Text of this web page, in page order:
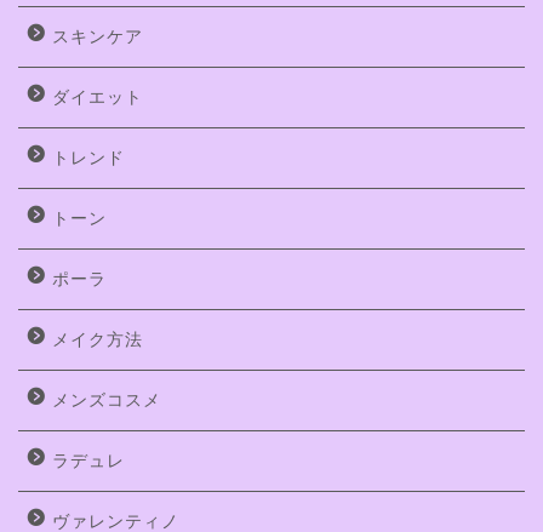
スキンケア
ダイエット
トレンド
トーン
ポーラ
メイク方法
メンズコスメ
ラデュレ
ヴァレンティノ